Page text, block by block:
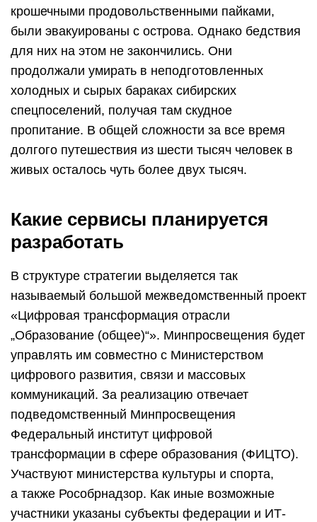
крошечными продовольственными пайками,
были эвакуированы с острова. Однако бедствия
для них на этом не закончились. Они
продолжали умирать в неподготовленных
холодных и сырых бараках сибирских
спецпоселений, получая там скудное
пропитание. В общей сложности за все время
долгого путешествия из шести тысяч человек в
живых осталось чуть более двух тысяч.
Какие сервисы планируется
разработать
В структуре стратегии выделяется так
называемый большой межведомственный проект
«Цифровая трансформация отрасли
„Образование (общее)“». Минпросвещения будет
управлять им совместно с Министерством
цифрового развития, связи и массовых
коммуникаций. За реализацию отвечает
подведомственный Минпросвещения
Федеральный институт цифровой
трансформации в сфере образования (ФИЦТО).
Участвуют министерства культуры и спорта,
а также Рособрнадзор. Как иные возможные
участники указаны субъекты федерации и ИТ-